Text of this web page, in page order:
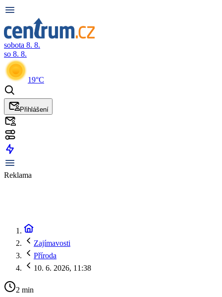
sobota 8. 8.
so 8. 8.
19°C
Přihlášení
Reklama
Zajímavosti
Příroda
10. 6. 2026, 11:38
2 min